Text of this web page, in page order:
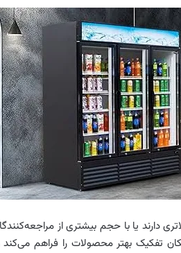
دارند یا با حجم بیشتری از
تفکیک بهتر محصولات را فراهم